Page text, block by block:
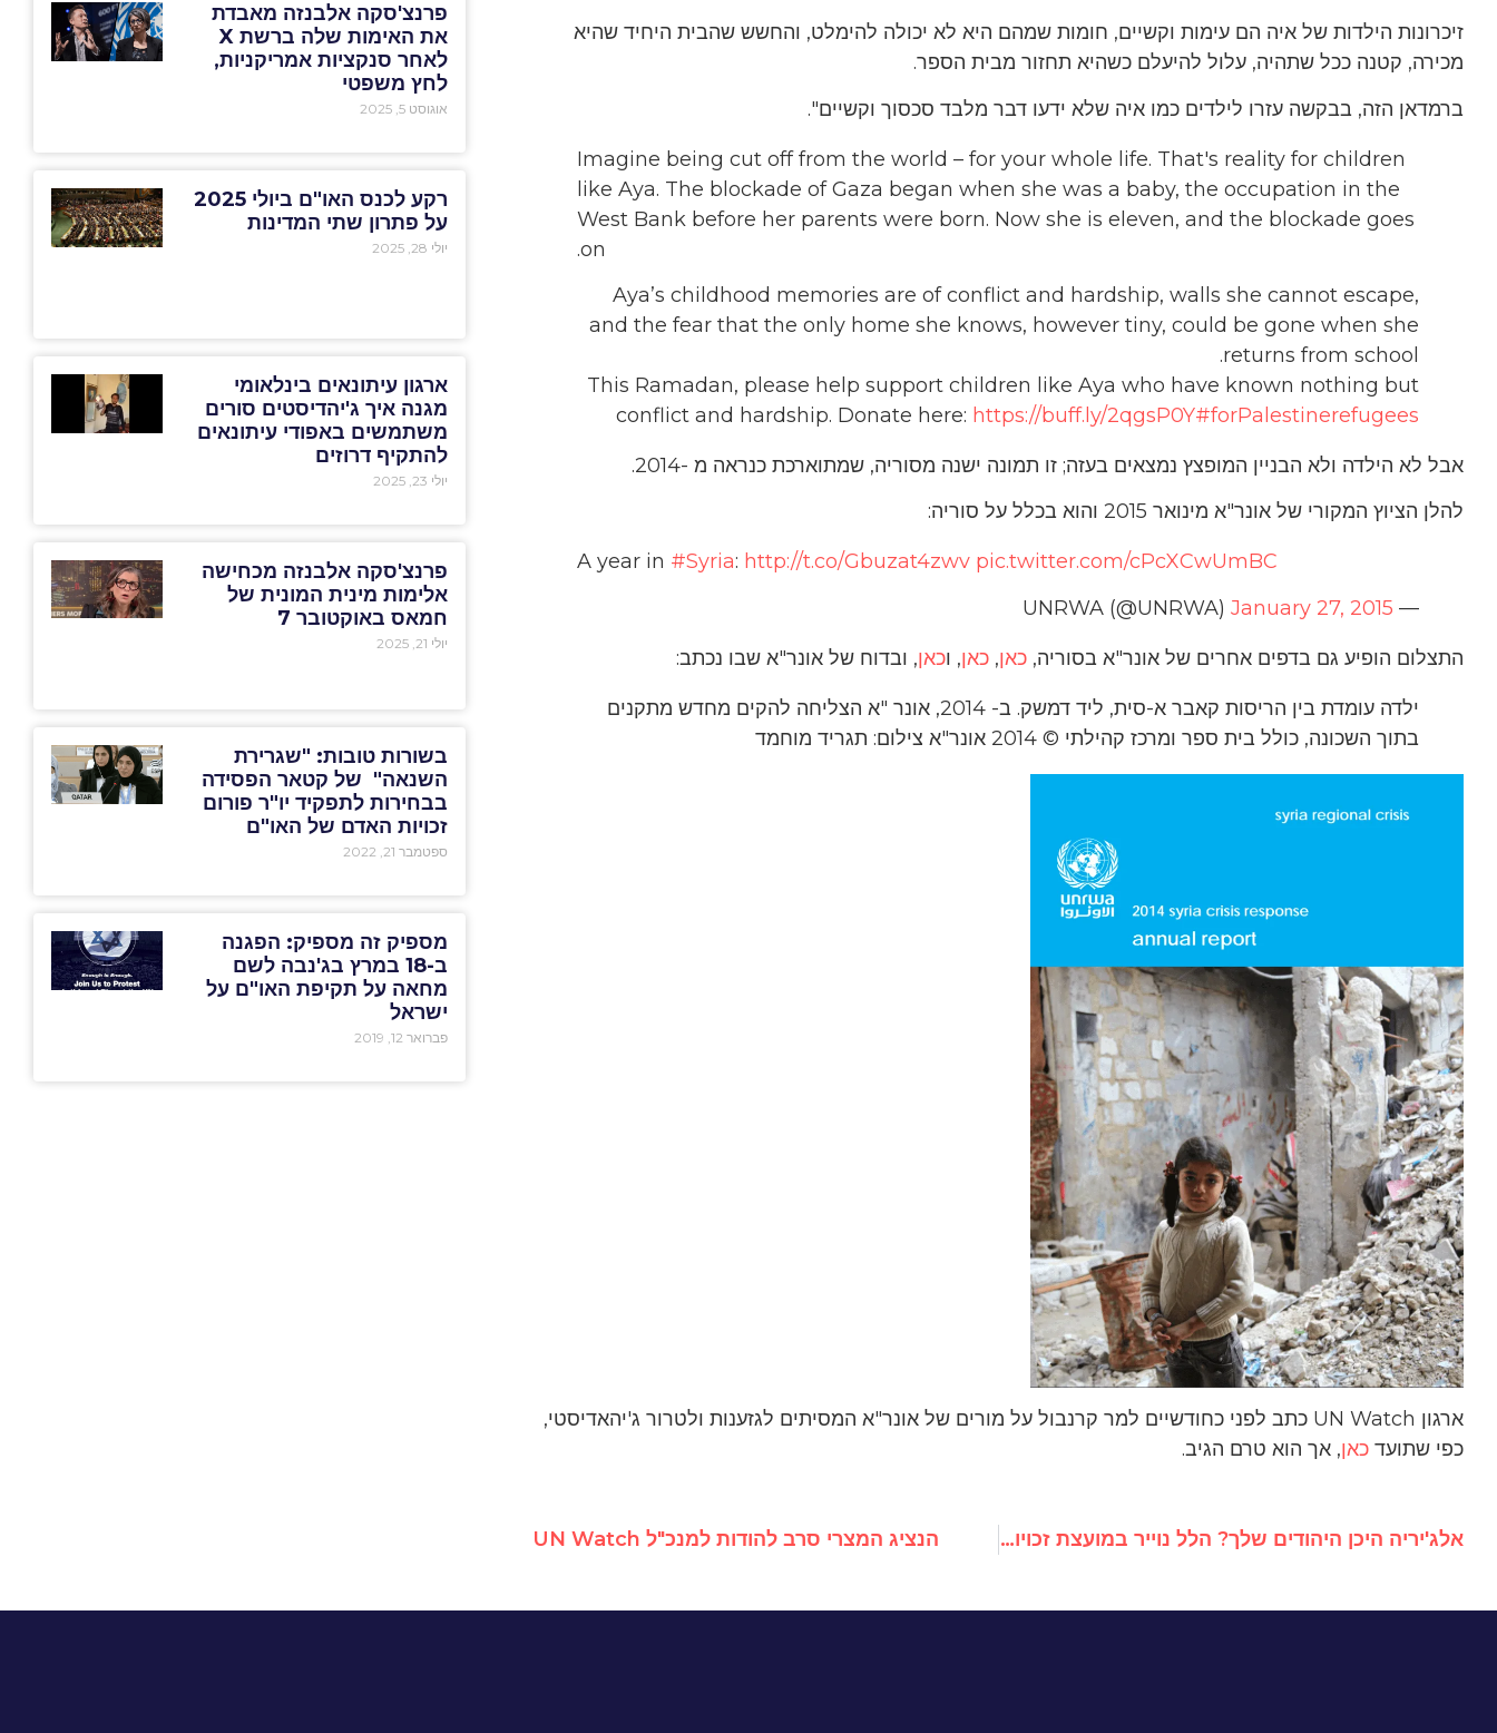
זיכרונות הילדות של איה הם עימות וקשיים, חומות שמהם היא לא יכולה להימלט, והחשש שהבית היחיד שהיא
מכירה, קטנה ככל שתהיה, עלול להיעלם כשהיא תחזור מבית הספר.
ברמדאן הזה, בבקשה עזרו לילדים כמו איה שלא ידעו דבר מלבד סכסוך וקשיים".
Imagine being cut off from the world – for your whole life. That's reality for children
like Aya. The blockade of Gaza began when she was a baby, the occupation in the
West Bank before her parents were born. Now she is eleven, and the blockade goes
on.
Aya’s childhood memories are of conflict and hardship, walls she cannot escape,
and the fear that the only home she knows, however tiny, could be gone when she
returns from school.
This Ramadan, please help support children like Aya who have known nothing but
conflict and hardship. Donate here: https://buff.ly/2qgsP0Y#forPalestinerefugees
אבל לא הילדה ולא הבניין המופצץ נמצאים בעזה; זו תמונה ישנה מסוריה, שמתוארכת כנראה מ -2014.
להלן הציוץ המקורי של אונר"א מינואר 2015 והוא בכלל על סוריה:
A year in #Syria: http://t.co/Gbuzat4zwv pic.twitter.com/cPcXCwUmBC
— UNRWA (@UNRWA)
January 27, 2015
התצלום הופיע גם בדפים אחרים של אונר"א בסוריה, כאן, כאן, וכאן, ובדוח של אונר"א שבו נכתב:
ילדה עומדת בין הריסות קאבר א-סית, ליד דמשק. ב- 2014, אונר "א הצליחה להקים מחדש מתקנים
בתוך השכונה, כולל בית ספר ומרכז קהילתי © 2014 אונר"א צילום: תגריד מוחמד
ארגון UN Watch כתב לפני כחודשיים למר קרנבול על מורים של אונר"א המסיתים לגזענות ולטרור ג'יהאדיסטי,
כפי שתועד כאן, אך הוא טרם הגיב.
אלג'יריה היכן היהודים שלך? הלל נוייר במועצת זכויות האדם הנציג המצרי סרב להודות למנכ"ל UN Watch
פרנצ'סקה אלבנזה מאבדת
את האימות שלה ברשת X
לאחר סנקציות אמריקניות,
לחץ משפטי
אוגוסט 5, 2025
רקע לכנס האו"ם ביולי 2025
על פתרון שתי המדינות
יולי 28, 2025
ארגון עיתונאים בינלאומי
מגנה איך ג'יהדיסטים סורים
משתמשים באפודי עיתונאים
להתקיף דרוזים
יולי 23, 2025
פרנצ'סקה אלבנזה מכחישה
אלימות מינית המונית של
חמאס באוקטובר 7
יולי 21, 2025
בשורות טובות: "שגרירת
השנאה" של קטאר הפסידה
בבחירות לתפקיד יו"ר פורום
זכויות האדם של האו"ם
ספטמבר 21, 2022
מספיק זה מספיק: הפגנה
ב-18 במרץ בג'נבה לשם
מחאה על תקיפת האו"ם על
ישראל
פברואר 12, 2019